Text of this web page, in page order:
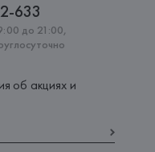
633
до 21:00,
об акциях и